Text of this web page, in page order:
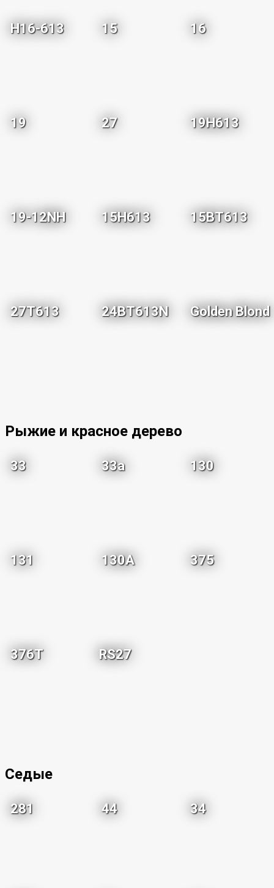
H16-613 15 16
19 27 19H613
19-12NH 15H613 15BT613
27T613 24BT613N Golden Blond
Рыжие и красное дерево
33 33a 130
131 130A 375
376T RS27
Седые
281 44 34